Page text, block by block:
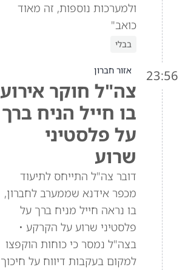
ולמערכות נוספות, זה מאוד
כואב"
בבלי
23:56 אזור חברון
צה"ל חוקר אירוע
בו חייל הניח ברך
על פלסטיני
שרוע
דובר צה"ל התייחס לתיעוד
מכפר אידנא שממערב לחברון,
בו נראה חייל מניח ברך על
פלסטיני שרוע על הקרקע •
בצה"ל נמסר כי כוחות הוקפצו
למקום בעקבות דיווח על חיכוך